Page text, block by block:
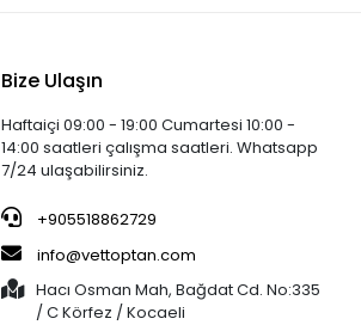
Bize Ulaşın
Haftaiçi 09:00 - 19:00 Cumartesi 10:00 -
14:00 saatleri çalışma saatleri. Whatsapp
7/24 ulaşabilirsiniz.
+905518862729
info@vettoptan.com
Hacı Osman Mah, Bağdat Cd. No:335
/ C Körfez / Kocaeli